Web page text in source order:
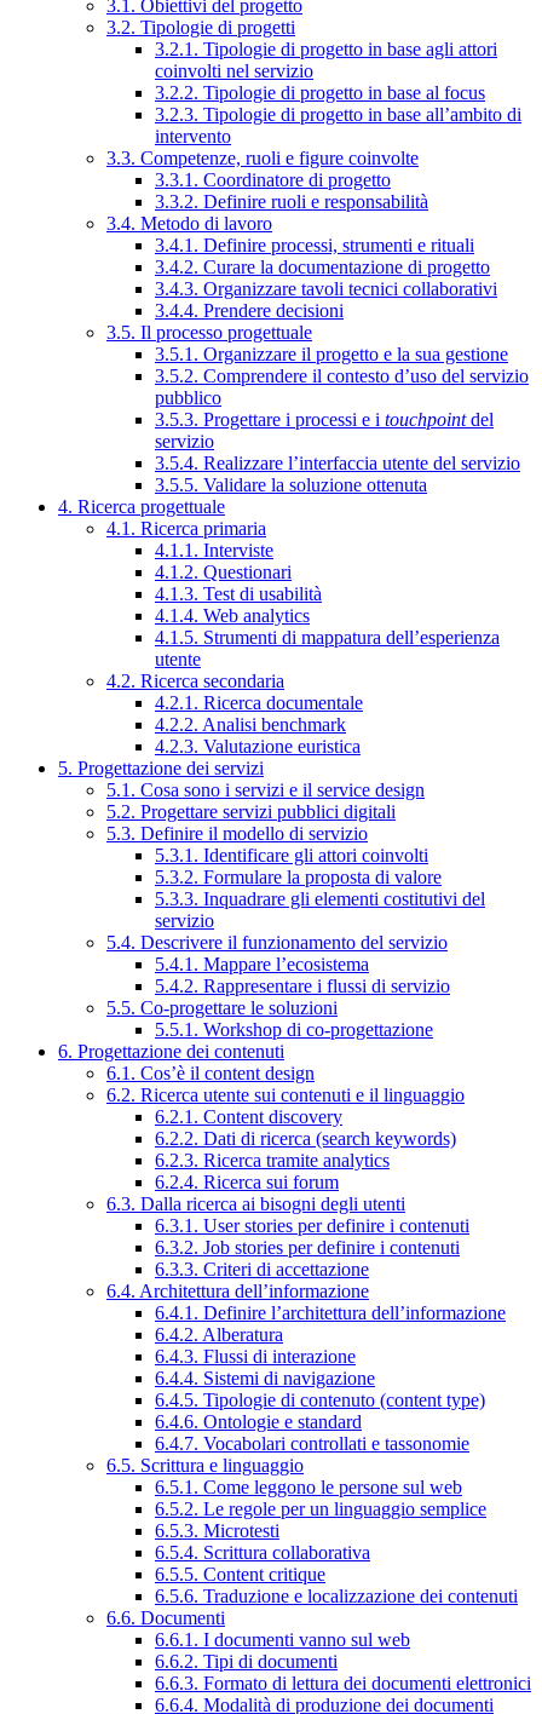
3.1. Obiettivi del progetto
3.2. Tipologie di progetti
3.2.1. Tipologie di progetto in base agli attori
coinvolti nel servizio
3.2.2. Tipologie di progetto in base al focus
3.2.3. Tipologie di progetto in base all’ambito di
intervento
3.3. Competenze, ruoli e figure coinvolte
3.3.1. Coordinatore di progetto
3.3.2. Definire ruoli e responsabilità
3.4. Metodo di lavoro
3.4.1. Definire processi, strumenti e rituali
3.4.2. Curare la documentazione di progetto
3.4.3. Organizzare tavoli tecnici collaborativi
3.4.4. Prendere decisioni
3.5. Il processo progettuale
3.5.1. Organizzare il progetto e la sua gestione
3.5.2. Comprendere il contesto d’uso del servizio
pubblico
3.5.3. Progettare i processi e i touchpointdel
servizio
3.5.4. Realizzare l’interfaccia utente del servizio
3.5.5. Validare la soluzione ottenuta
4. Ricerca progettuale
4.1. Ricerca primaria
4.1.1. Interviste
4.1.2. Questionari
4.1.3. Test di usabilità
4.1.4. Web analytics
4.1.5. Strumenti di mappatura dell’esperienza
utente
4.2. Ricerca secondaria
4.2.1. Ricerca documentale
4.2.2. Analisi benchmark
4.2.3. Valutazione euristica
5. Progettazione dei servizi
5.1. Cosa sono i servizi e il service design
5.2. Progettare servizi pubblici digitali
5.3. Definire il modello di servizio
5.3.1. Identificare gli attori coinvolti
5.3.2. Formulare la proposta di valore
5.3.3. Inquadrare gli elementi costitutivi del
servizio
5.4. Descrivere il funzionamento del servizio
5.4.1. Mappare l’ecosistema
5.4.2. Rappresentare i flussi di servizio
5.5. Co-progettare le soluzioni
5.5.1. Workshop di co-progettazione
6. Progettazione dei contenuti
6.1. Cos’è il content design
6.2. Ricerca utente sui contenuti e il linguaggio
6.2.1. Content discovery
6.2.2. Dati di ricerca (search keywords)
6.2.3. Ricerca tramite analytics
6.2.4. Ricerca sui forum
6.3. Dalla ricerca ai bisogni degli utenti
6.3.1. User stories per definire i contenuti
6.3.2. Job stories per definire i contenuti
6.3.3. Criteri di accettazione
6.4. Architettura dell’informazione
6.4.1. Definire l’architettura dell’informazione
6.4.2. Alberatura
6.4.3. Flussi di interazione
6.4.4. Sistemi di navigazione
6.4.5. Tipologie di contenuto (content type)
6.4.6. Ontologie e standard
6.4.7. Vocabolari controllati e tassonomie
6.5. Scrittura e linguaggio
6.5.1. Come leggono le persone sul web
6.5.2. Le regole per un linguaggio semplice
6.5.3. Microtesti
6.5.4. Scrittura collaborativa
6.5.5. Content critique
6.5.6. Traduzione e localizzazione dei contenuti
6.6. Documenti
6.6.1. I documenti vanno sul web
6.6.2. Tipi di documenti
6.6.3. Formato di lettura dei documenti elettronici
6.6.4. Modalità di produzione dei documenti